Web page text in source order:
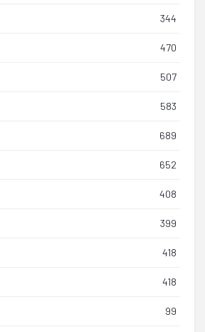
344
470
507
583
689
652
408
399
418
418
99